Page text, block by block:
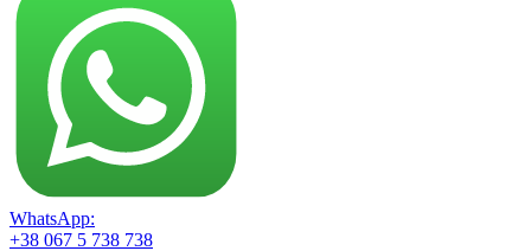
WhatsApp:
+38 067 5 738 738